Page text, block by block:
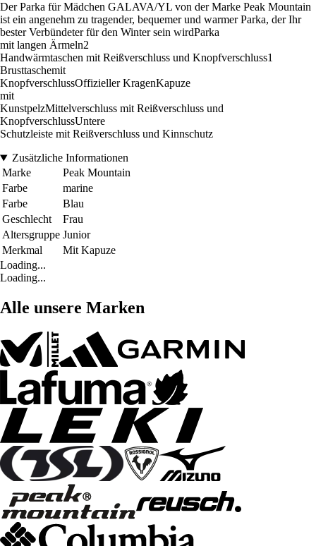
Der Parka für Mädchen GALAVA/YL von der Marke Peak Mountain
ist ein angenehm zu tragender, bequemer und warmer Parka, der Ihr
bester Verbündeter für den Winter sein wirdParka
mit langen Ärmeln2
Handwärmtaschen mit Reißverschluss und Knopfverschluss1
Brusttaschemit
KnopfverschlussOffizieller KragenKapuze
mit
KunstpelzMittelverschluss mit Reißverschluss und
KnopfverschlussUntere
Schutzleiste mit Reißverschluss und Kinnschutz
Zusätzliche Informationen
Marke
Peak Mountain
Farbe
marine
Farbe
Blau
Geschlecht
Frau
Altersgruppe Junior
Merkmal
Mit Kapuze
Loading...
Loading...
Alle unsere Marken